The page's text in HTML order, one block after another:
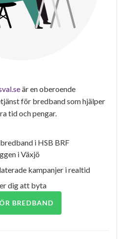
är en oberoende
för bredband som hjälper
tid och pengar.
i HSB BRF
i Växjö
kampanjer i realtid
dig att byta
BREDBAND